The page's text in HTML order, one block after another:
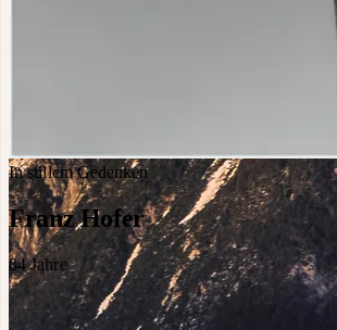
In stillem Gedenken
Franz Hofer
84Jahre